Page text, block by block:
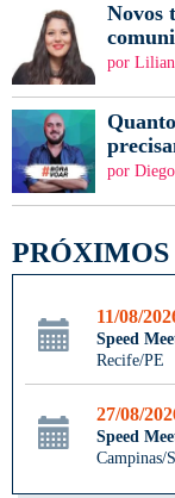
Novos
por
por
11/08/
Speed
Recife/PE
27/08/
Speed
Campinas/